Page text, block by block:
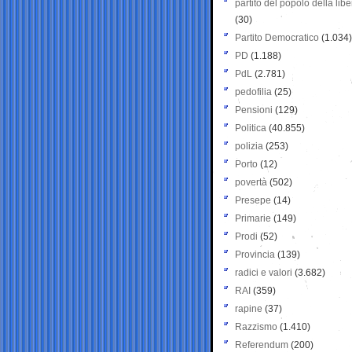
partito del popolo della
(30)
Partito Democratico (1.034)
PD (1.188)
PdL (2.781)
pedofilia (25)
Pensioni (129)
Politica (40.855)
polizia (253)
Porto (12)
povertà (502)
Presepe (14)
Primarie (149)
Prodi (52)
Provincia (139)
radici e valori (3.682)
RAI (359)
rapine (37)
Razzismo (1.410)
Referendum (200)